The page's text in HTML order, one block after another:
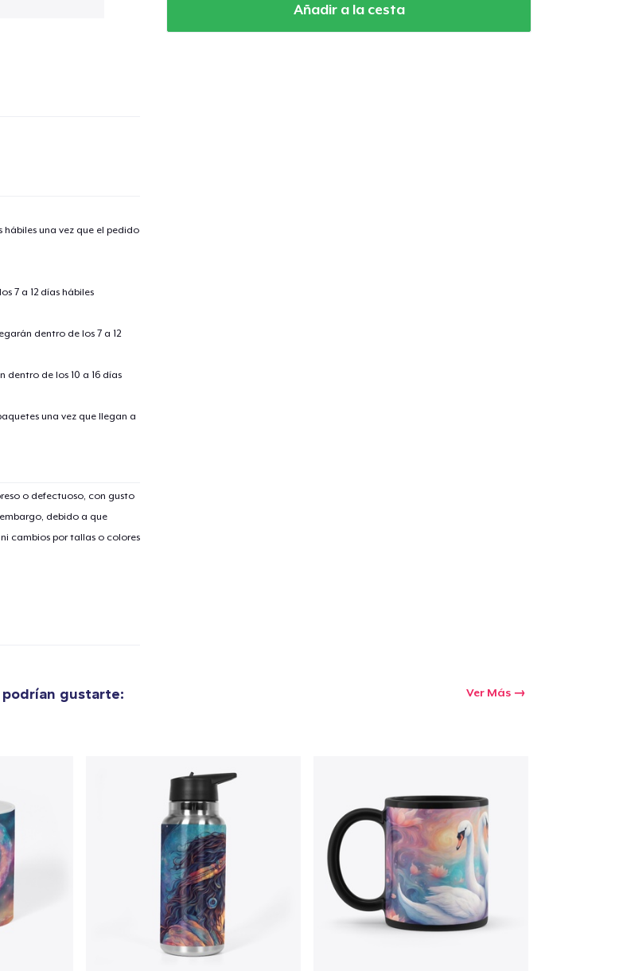
Añadir a la cesta
hábiles una vez que el pedido
7 a 12 días hábiles
dentro de los 7 a 12
dentro de los 10 a 16 días
una vez que llegan a
o defectuoso, con gusto
debido a que
cambios por tallas o colores
gustarte: Ver Más